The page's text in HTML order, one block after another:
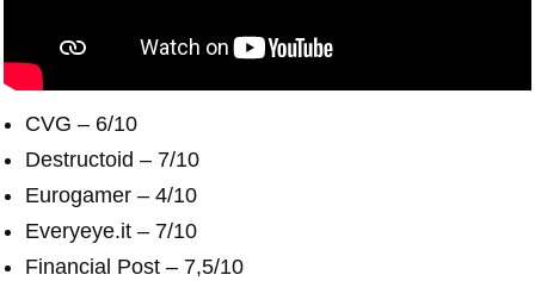
CVG – 6/10
Destructoid – 7/10
Eurogamer – 4/10
Everyeye.it – 7/10
Financial Post – 7,5/10